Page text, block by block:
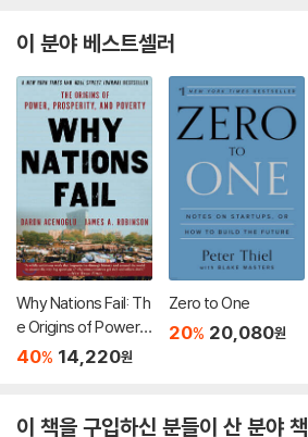
이 분야 베스트셀러
Why Nations Fail: Th
e Origins of Power,
Prosperity, and Pov
40% 14,220원
Zero to One
20% 20,080원
이 책을 구입하신 분들이 산 분야 책